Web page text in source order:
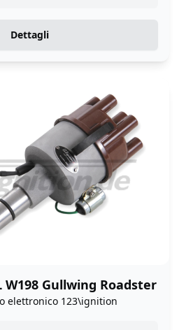
Dettagli
W198 Gullwing Roadster
elettronico 123\ignition